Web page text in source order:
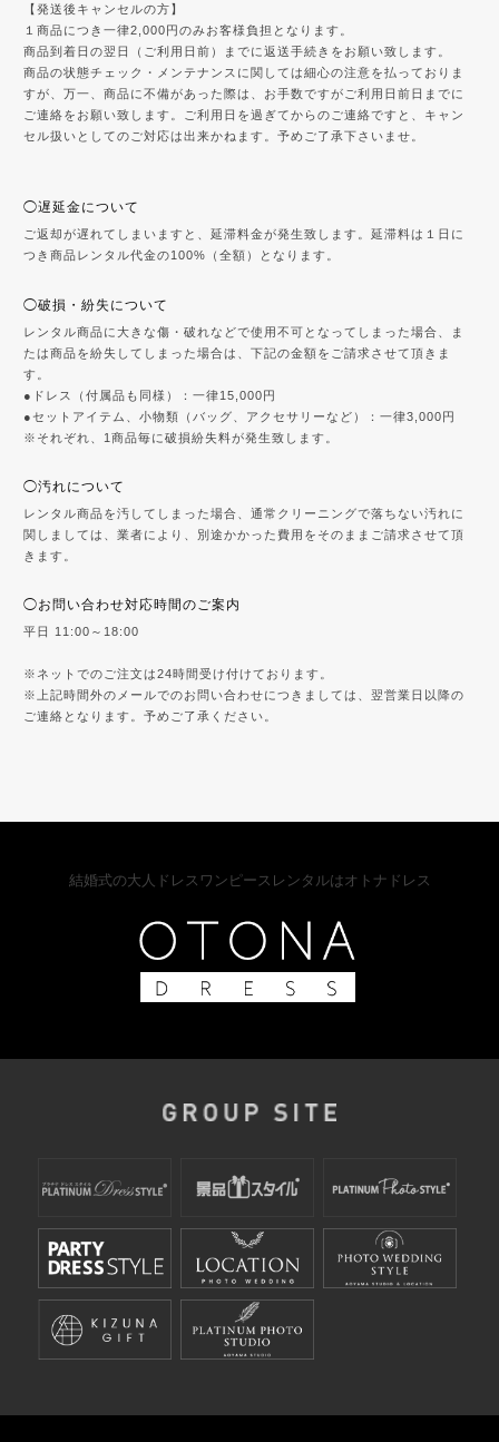
【発送後キャンセルの方】
１商品につき一律2,000円のみお客様負担となります。
商品到着日の翌日（ご利用日前）までに返送手続きをお願い致します。
商品の状態チェック・メンテナンスに関しては細心の注意を払っておりま
すが、万一、商品に不備があった際は、お手数ですがご利用日前日までに
ご連絡をお願い致します。ご利用日を過ぎてからのご連絡ですと、キャン
セル扱いとしてのご対応は出来かねます。予めご了承下さいませ。
◯遅延金について
ご返却が遅れてしまいますと、延滞料金が発生致します。延滞料は１日に
つき商品レンタル代金の100%（全額）となります。
◯破損・紛失について
レンタル商品に大きな傷・破れなどで使用不可となってしまった場合、ま
たは商品を紛失してしまった場合は、下記の金額をご請求させて頂きま
す。
●ドレス（付属品も同様）：一律15,000円
●セットアイテム、小物類（バッグ、アクセサリーなど）：一律3,000円
※それぞれ、1商品毎に破損紛失料が発生致します。
◯汚れについて
レンタル商品を汚してしまった場合、通常クリーニングで落ちない汚れに
関しましては、業者により、別途かかった費用をそのままご請求させて頂
きます。
◯お問い合わせ対応時間のご案内
平日 11:00～18:00
※ネットでのご注文は24時間受け付けております。
※上記時間外のメールでのお問い合わせにつきましては、翌営業日以降の
ご連絡となります。予めご了承ください。
結婚式の大人ドレスワンピースレンタルはオトナドレス